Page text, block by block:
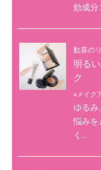
効成分
歓喜の
明る
ク
※メイク
ゆる
悩みを
く..